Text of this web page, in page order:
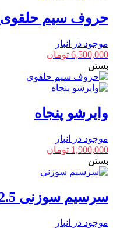
حروف سیم حلقوی EC-3
موجود در انبار
6,500,000 تومان
بستن
وایرشو پنجاه
موجود در انبار
1,900,000 تومان
بستن
سرسیم سوزنی 2.5
موجود در انبار